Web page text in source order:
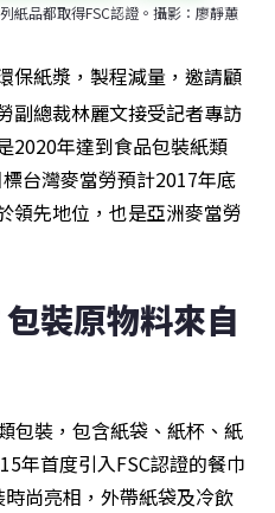
紙品都取得FSC認證。攝影：廖靜蕙
保紙漿，製程減量，邀請顧
副總裁林麗文接受記者專訪
2020年達到食品包裝紙類
台灣麥當勞預計2017年底
領先地位，也是亞洲麥當勞
裝原物料來自
包裝，包含紙袋、紙杯、紙
年首度引入FSC認證的餐巾
尚亮相，外帶紙袋及冷飲